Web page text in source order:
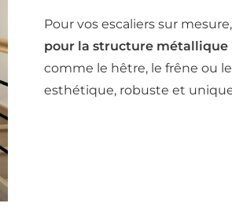
Pour vos escaliers sur
pour la structure métallique
comme le hêtre, le frêne ou
esthétique, robuste et